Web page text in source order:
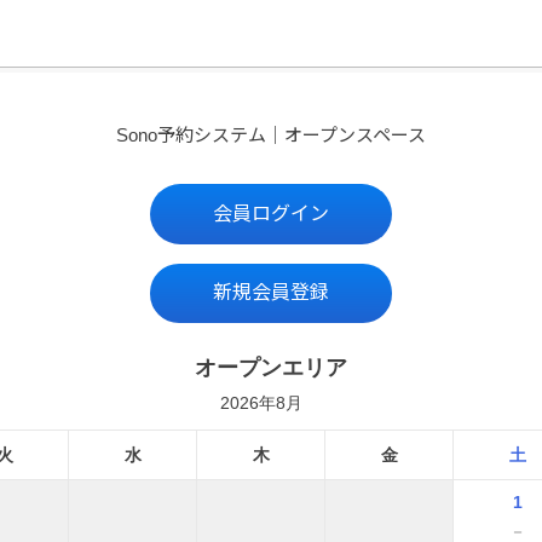
Sono予約システム｜オープンスペース
会員ログイン
新規会員登録
オープンエリア
2026年8月
水 木 金 土
1
－